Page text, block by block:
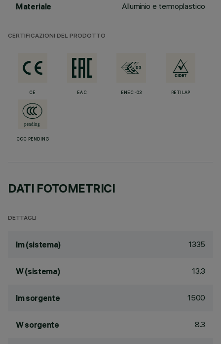
Materiale Alluminio e termoplastico
CERTIFICAZIONI DEL PRODOTTO
CE EAC ENEC-03 RETILAP
CCC PENDING
DATI FOTOMETRICI
DETTAGLI
lm (sistema) 1335
W (sistema) 13.3
lm sorgente 1500
W sorgente 8.3